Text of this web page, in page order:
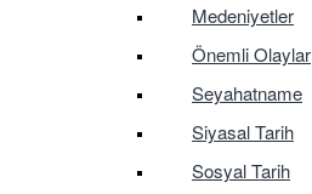
Medeniyetler
Önemli Olaylar
Seyahatname
Siyasal Tarih
Sosyal Tarih